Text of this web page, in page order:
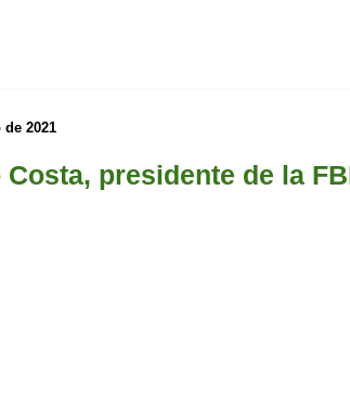
de 2021
Costa, presidente de la